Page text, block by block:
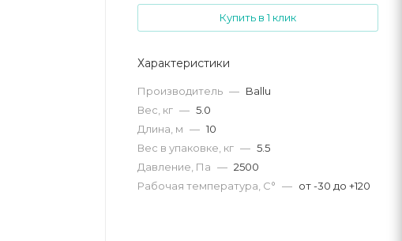
Купить в 1 клик
Характеристики
Производитель — Ballu
Вес, кг — 5.0
Длина, м — 10
Вес в упаковке, кг — 5.5
Давление, Па — 2500
Рабочая температура, С° — от -30 до +120